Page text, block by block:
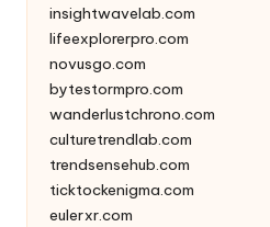
insightwavelab.com
lifeexplorerpro.com
novusgo.com
bytestormpro.com
wanderlustchrono.com
culturetrendlab.com
trendsensehub.com
ticktockenigma.com
eulerxr.com